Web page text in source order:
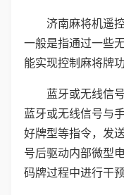
济南麻将机遥
一般是指通过一些
能实现控制麻将牌
蓝牙或无线信
蓝牙或无线信号与
好牌型等指令，发
号后驱动内部微型
码牌过程中进行干